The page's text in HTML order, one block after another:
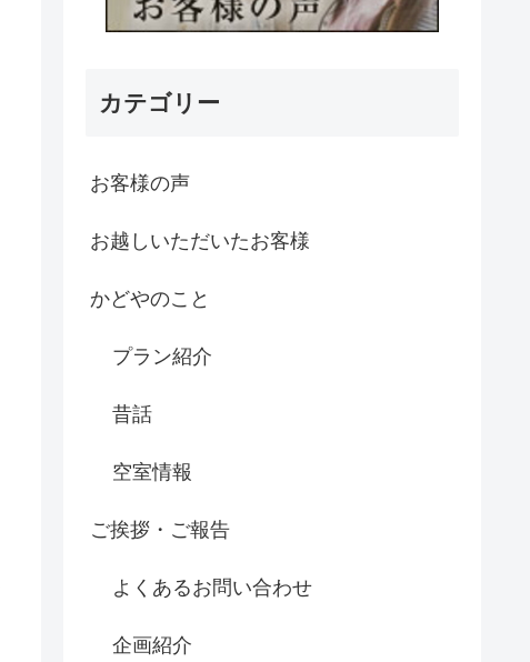
カテゴリー
お客様の声
お越しいただいたお客様
かどやのこと
プラン紹介
昔話
空室情報
ご挨拶・ご報告
よくあるお問い合わせ
企画紹介